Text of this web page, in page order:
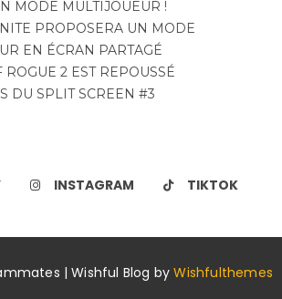
MODE MULTIJOUEUR !
PROPOSERA UN MODE
EN ÉCRAN PARTAGÉ
ROGUE 2 EST REPOUSSÉ
DU SPLIT SCREEN #3
INSTAGRAM TIKTOK
| Wishful Blog byWishfulthemes